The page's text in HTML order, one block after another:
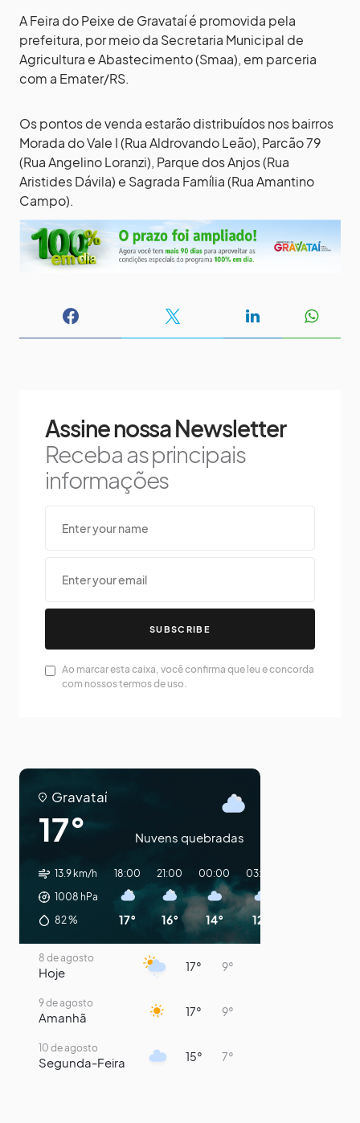
A Feira do Peixe de Gravataí é promovida pela
prefeitura, por meio da Secretaria Municipal de
Agricultura e Abastecimento (Smaa), em parceria
com a Emater/RS.
Os pontos de venda estarão distribuídos nos bairros
Morada do Vale I (Rua Aldrovando Leão), Parcão 79
(Rua Angelino Loranzi), Parque dos Anjos (Rua
Aristides Dávila) e Sagrada Família (Rua Amantino
Campo).
Assine nossa Newsletter
Receba as principais
informações
SUBSCRIBE
Ao marcar esta caixa, você confirma que leu e concorda
com nossos termos de uso.
Gravataí
17° Nuvens quebradas
13.9 km/h
1008 hPa
82%
18:00
17°
21:00
16°
00:00
14°
03:00
12°
8 de agosto
Hoje 17° 9°
9 de agosto
Amanhã 17° 9°
10 de agosto
Segunda-Feira 15° 7°